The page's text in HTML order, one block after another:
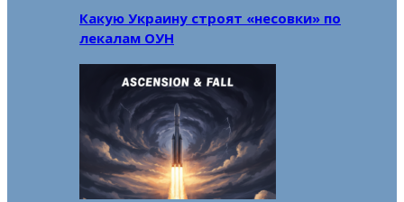
Какую Украину строят «несовки» по
лекалам ОУН